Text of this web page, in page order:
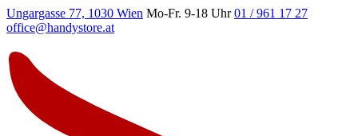
Ungargasse 77, 1030 Wien Mo-Fr. 9-18 Uhr 01 / 961 17 27
office@handystore.at